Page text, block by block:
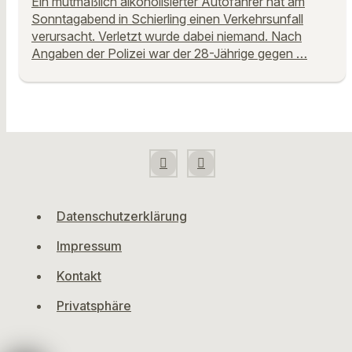
Sonntagabend in Schierling einen Verkehrsunfall
verursacht. Verletzt wurde dabei niemand. Nach
Angaben der Polizei war der 28-Jährige gegen …
Datenschutzerklärung
Impressum
Kontakt
Privatsphäre